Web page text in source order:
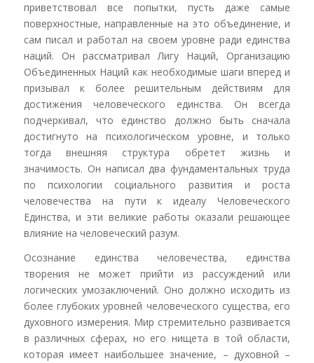
приветствовал все попытки, пусть даже самые
поверхностные, направленные на это объединение, и
сам писал и работал на своем уровне ради единства
наций. Он рассматривал Лигу Наций, Организацию
Объединенных Наций как необходимые шаги вперед и
призывал к более решительным действиям для
достижения человеческого единства. Он всегда
подчеркивал, что единство должно быть сначала
достигнуто на психологическом уровне, и только
тогда внешняя структура обретет жизнь и
значимость. Он написал два фундаментальных труда
по психологии социального развития и роста
человечества на пути к идеалу Человеческого
Единства, и эти великие работы оказали решающее
влияние на человеческий разум.
Осознание единства человечества, единства
творения не может прийти из рассуждений или
логических умозаключений. Оно должно исходить из
более глубоких уровней человеческого существа, его
духовного измерения. Мир стремительно развивается
в различных сферах, но его нищета в той области,
которая имеет наибольшее значение, – духовной –